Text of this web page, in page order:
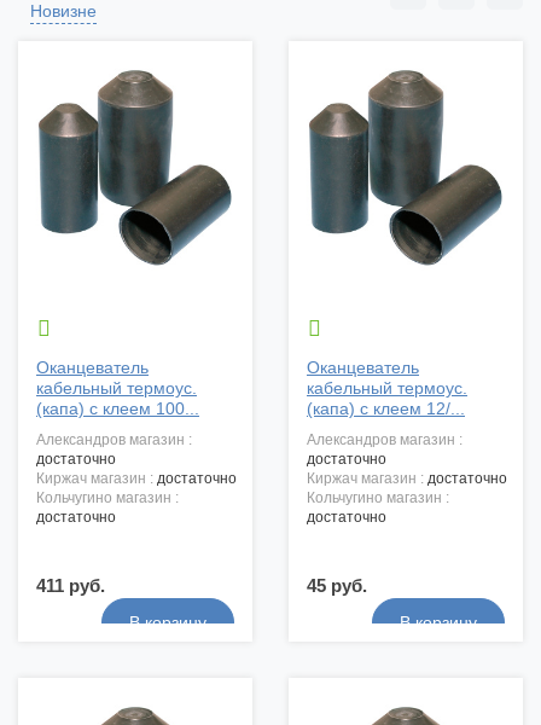
Новизне

Оканцеватель
кабельный термоус.
(капа) с клеем 100...
александров магазин :
достаточно
киржач магазин : достаточно
кольчугино магазин :
достаточно
411 руб.

Оканцеватель
кабельный термоус.
(капа) с клеем 12/...
александров магазин :
достаточно
киржач магазин : достаточно
кольчугино магазин :
достаточно
45 руб.